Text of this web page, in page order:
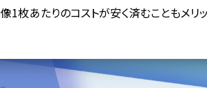
1枚あたりのコストが安く済むこともメリッ